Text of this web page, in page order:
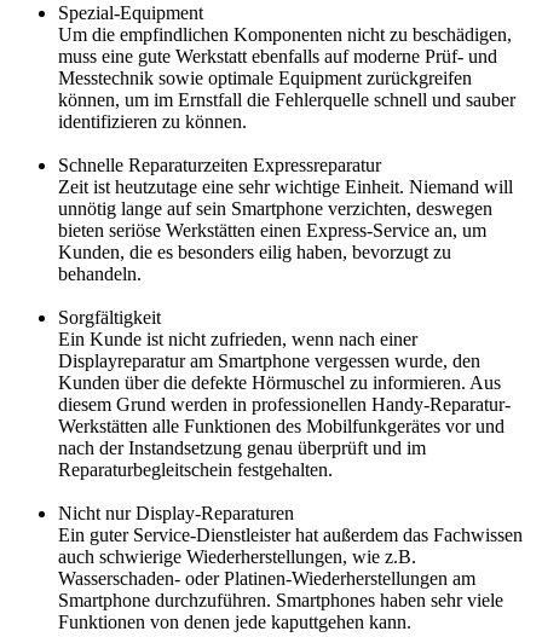
Spezial-Equipment
Um die empfindlichen Komponenten nicht zu beschädigen,
muss eine gute Werkstatt ebenfalls auf moderne Prüf- und
Messtechnik sowie optimale Equipment zurückgreifen
können, um im Ernstfall die Fehlerquelle schnell und sauber
identifizieren zu können.
Schnelle Reparaturzeiten Expressreparatur
Zeit ist heutzutage eine sehr wichtige Einheit. Niemand will
unnötig lange auf sein Smartphone verzichten, deswegen
bieten seriöse Werkstätten einen Express-Service an, um
Kunden, die es besonders eilig haben, bevorzugt zu
behandeln.
Sorgfältigkeit
Ein Kunde ist nicht zufrieden, wenn nach einer
Displayreparatur am Smartphone vergessen wurde, den
Kunden über die defekte Hörmuschel zu informieren. Aus
diesem Grund werden in professionellen Handy-Reparatur-
Werkstätten alle Funktionen des Mobilfunkgerätes vor und
nach der Instandsetzung genau überprüft und im
Reparaturbegleitschein festgehalten.
Nicht nur Display-Reparaturen
Ein guter Service-Dienstleister hat außerdem das Fachwissen
auch schwierige Wiederherstellungen, wie z.B.
Wasserschaden- oder Platinen-Wiederherstellungen am
Smartphone durchzuführen. Smartphones haben sehr viele
Funktionen von denen jede kaputtgehen kann.